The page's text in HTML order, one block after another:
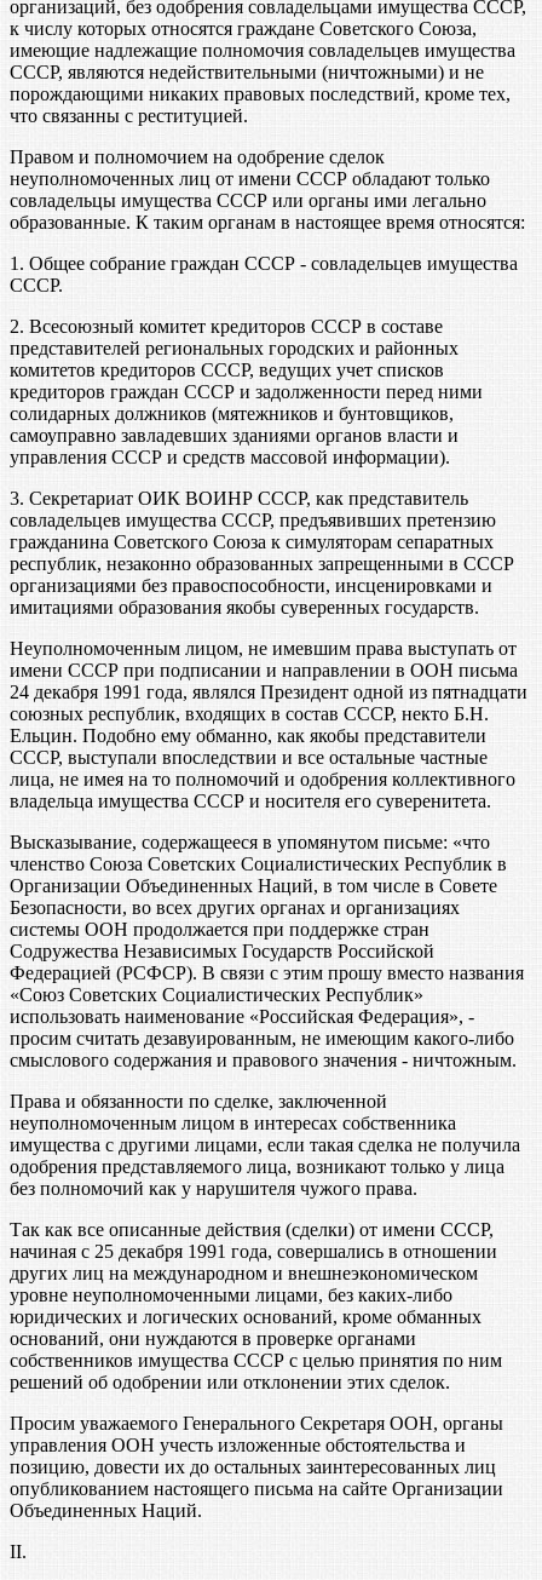
организаций, без одобрения совладельцами имущества СССР,
к числу которых относятся граждане Советского Союза,
имеющие надлежащие полномочия совладельцев имущества
СССР, являются недействительными (ничтожными) и не
порождающими никаких правовых последствий, кроме тех,
что связанны с реституцией.
Правом и полномочием на одобрение сделок
неуполномоченных лиц от имени СССР обладают только
совладельцы имущества СССР или органы ими легально
образованные. К таким органам в настоящее время относятся:
1. Общее собрание граждан СССР - совладельцев имущества
СССР.
2. Всесоюзный комитет кредиторов СССР в составе
представителей региональных городских и районных
комитетов кредиторов СССР, ведущих учет списков
кредиторов граждан СССР и задолженности перед ними
солидарных должников (мятежников и бунтовщиков,
самоуправно завладевших зданиями органов власти и
управления СССР и средств массовой информации).
3. Секретариат ОИК ВОИНР СССР, как представитель
совладельцев имущества СССР, предъявивших претензию
гражданина Советского Союза к симуляторам сепаратных
республик, незаконно образованных запрещенными в СССР
организациями без правоспособности, инсценировками и
имитациями образования якобы суверенных государств.
Неуполномоченным лицом, не имевшим права выступать от
имени СССР при подписании и направлении в ООН письма
24 декабря 1991 года, являлся Президент одной из пятнадцати
союзных республик, входящих в состав СССР, некто Б.Н.
Ельцин. Подобно ему обманно, как якобы представители
СССР, выступали впоследствии и все остальные частные
лица, не имея на то полномочий и одобрения коллективного
владельца имущества СССР и носителя его суверенитета.
Высказывание, содержащееся в упомянутом письме: «что
членство Союза Советских Социалистических Республик в
Организации Объединенных Наций, в том числе в Совете
Безопасности, во всех других органах и организациях
системы ООН продолжается при поддержке стран
Содружества Независимых Государств Российской
Федерацией (РСФСР). В связи с этим прошу вместо названия
«Союз Советских Социалистических Республик»
использовать наименование «Российская Федерация», -
просим считать дезавуированным, не имеющим какого-либо
смыслового содержания и правового значения - ничтожным.
Права и обязанности по сделке, заключенной
неуполномоченным лицом в интересах собственника
имущества с другими лицами, если такая сделка не получила
одобрения представляемого лица, возникают только у лица
без полномочий как у нарушителя чужого права.
Так как все описанные действия (сделки) от имени СССР,
начиная с 25 декабря 1991 года, совершались в отношении
других лиц на международном и внешнеэкономическом
уровне неуполномоченными лицами, без каких-либо
юридических и логических оснований, кроме обманных
оснований, они нуждаются в проверке органами
собственников имущества СССР с целью принятия по ним
решений об одобрении или отклонении этих сделок.
Просим уважаемого Генерального Секретаря ООН, органы
управления ООН учесть изложенные обстоятельства и
позицию, довести их до остальных заинтересованных лиц
опубликованием настоящего письма на сайте Организации
Объединенных Наций.
II.